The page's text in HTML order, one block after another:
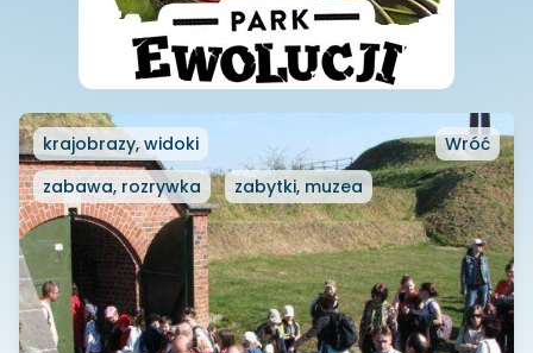
krajobrazy, widoki
zabawa, rozrywka
zabytki, muzea
Wróć